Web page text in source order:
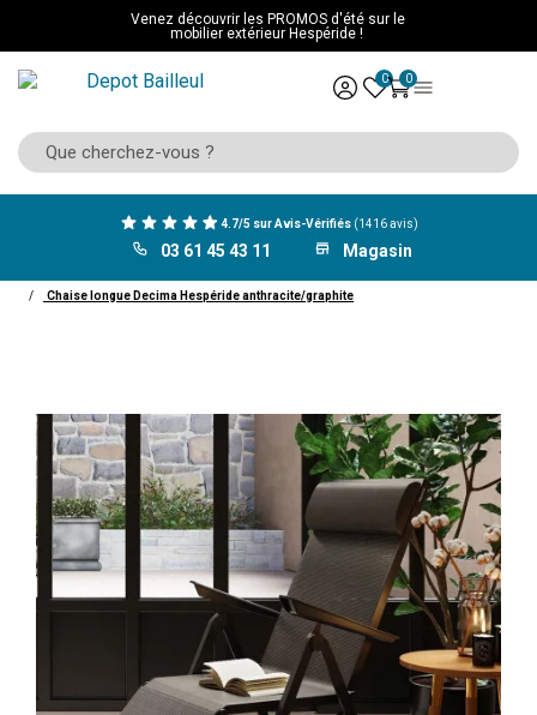
Venez découvrir les PROMOS d'été sur le
mobilier extérieur Hespéride !
0 0
4.7/5 sur Avis-Vérifiés (1416 avis)
03 61 45 43 11 Magasin
Chaise longue Decima Hespéride anthracite/graphite